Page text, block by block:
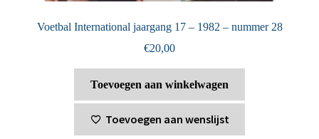
Voetbal International jaargang 17 – 1982 – nummer 28
€20,00
Toevoegen aan winkelwagen
Toevoegen aan wenslijst